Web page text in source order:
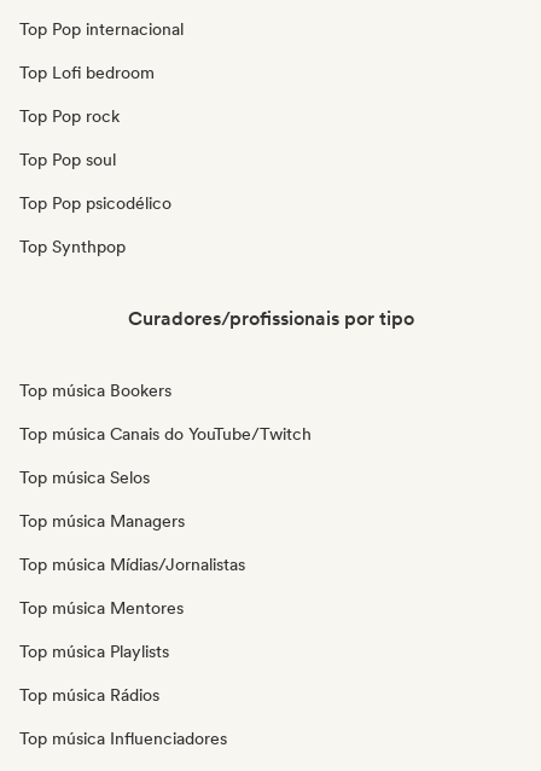
Top Pop internacional
Top Lofi bedroom
Top Pop rock
Top Pop soul
Top Pop psicodélico
Top Synthpop
Curadores/profissionais por tipo
Top música Bookers
Top música Canais do YouTube/Twitch
Top música Selos
Top música Managers
Top música Mídias/Jornalistas
Top música Mentores
Top música Playlists
Top música Rádios
Top música Influenciadores